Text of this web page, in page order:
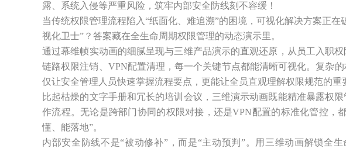
露、系统入侵等严重风险，筑牢内部安全防线刻不容缓！
当传统权限管理流程陷入“纸面化、难追溯”的困境，可视化解决方案正
视化卫士”？答案藏在全生命周期权限管理的动态演示里。
通过幕维帧实动画的细腻呈现与三维产品演示的直观还原，从员工入职
链路权限注销、VPN配置清理，每一个关键节点都能清晰可视化。复杂
仅让安全管理人员快速掌握流程要点，更能让全员直观理解权限规范的重
比起枯燥的文字手册和冗长的培训会议，三维演示动画既能精准暴露权
作流程。无论是跨部门协同的权限对接，还是VPN配置的标准化管控，
懂、能落地”。
内部安全防线不是“被动修补”，而是“主动预判”。用三维动画解锁全